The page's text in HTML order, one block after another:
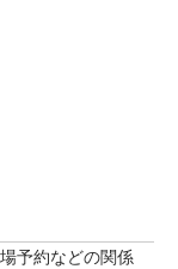
予約などの関係